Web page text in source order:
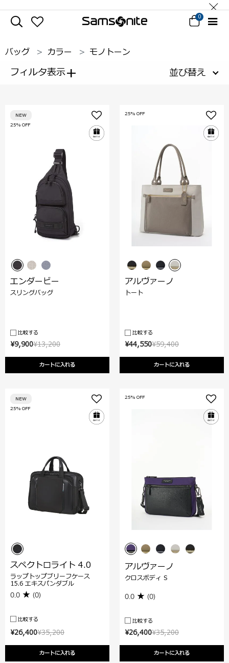
0
バッグ カラー モノトーン
フィルタ表示+ 並び替え
¥13,200
¥9,900
カートに入れる
25% OFF
NEW
エンダービー
スリングバッグ
比較する
¥59,400
¥44,550
カートに入れる
25% OFF
アルヴァーノ
トート
比較する
¥35,200
¥26,400
カートに入れる
25% OFF
NEW
スペクトロライト 4.0
ラップトップブリーフケース
15.6 エキスパンダブル
0.0 (0)
比較する
¥35,200
¥26,400
カートに入れる
25% OFF
アルヴァーノ
クロスボディ S
0.0 (0)
比較する